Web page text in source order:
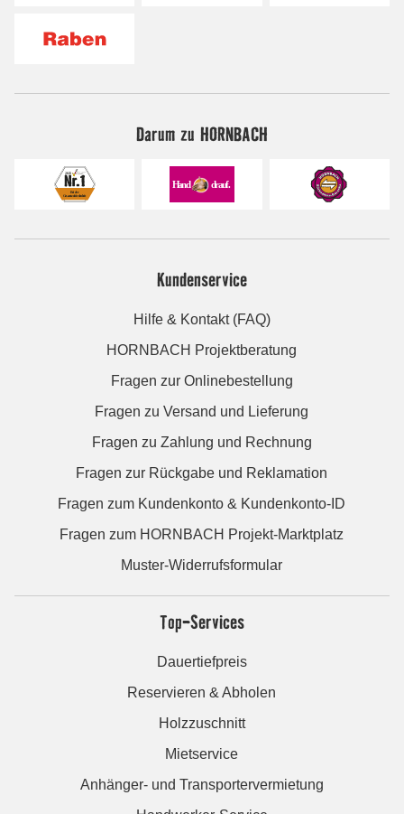
Darum zu HORNBACH
Kundenservice
Hilfe & Kontakt (FAQ)
HORNBACH Projektberatung
Fragen zur Onlinebestellung
Fragen zu Versand und Lieferung
Fragen zu Zahlung und Rechnung
Fragen zur Rückgabe und Reklamation
Fragen zum Kundenkonto & Kundenkonto-ID
Fragen zum HORNBACH Projekt-Marktplatz
Muster-Widerrufsformular
Top-Services
Dauertiefpreis
Reservieren & Abholen
Holzzuschnitt
Mietservice
Anhänger- und Transportervermietung